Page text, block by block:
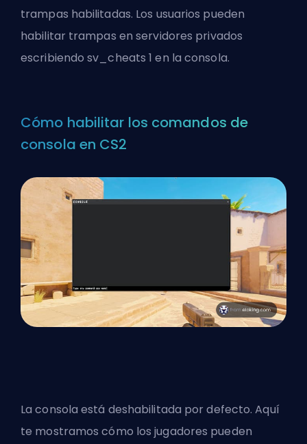
trampas habilitadas. Los usuarios pueden
habilitar trampas en servidores privados
escribiendo sv_cheats 1 en la consola.
Cómo habilitar los comandos de
consola en CS2
La consola está deshabilitada por defecto. Aquí
te mostramos cómo los jugadores pueden